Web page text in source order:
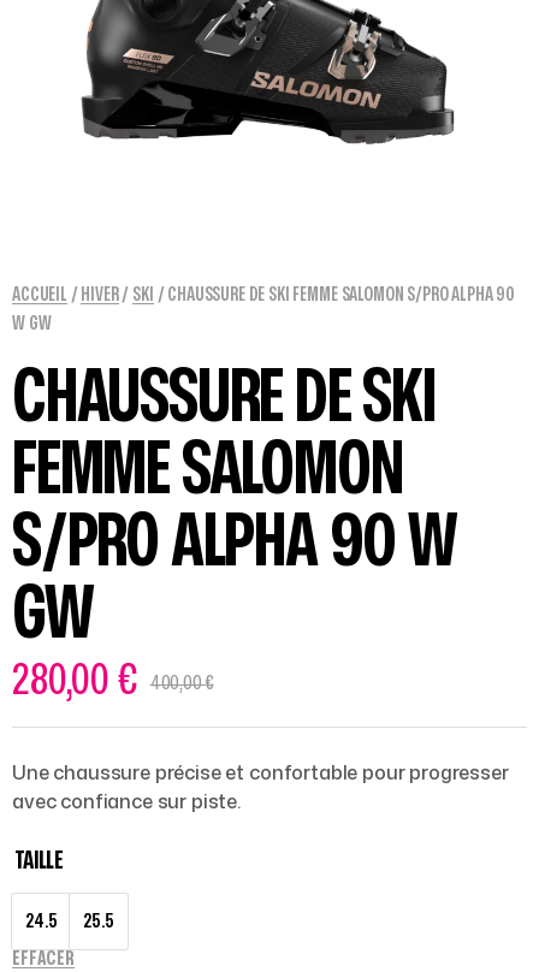
ACCUEIL / HIVER/ SKI / CHAUSSURE DE SKI FEMME SALOMON S/PRO ALPHA 90
W GW
CHAUSSURE DE SKI
FEMME SALOMON
S/PRO ALPHA 90 W
GW
400,00€
280,00 €
Une chaussure précise et confortable pour progresser
avec confiance sur piste.
TAILLE
24.5
25.5
EFFACER